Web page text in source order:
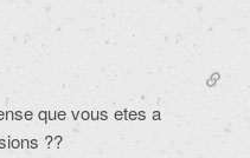
que vous etes a
??